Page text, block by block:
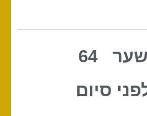
שער 64
סיום